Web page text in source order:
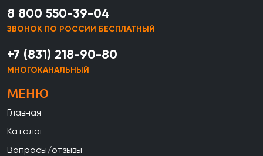
8 800 550-39-04
ЗВОНОК ПО РОССИИ БЕСПЛАТНЫЙ
+7 (831) 218-90-80
МНОГОКАНАЛЬНЫЙ
МЕНЮ
Главная
Каталог
Вопросы/отзывы